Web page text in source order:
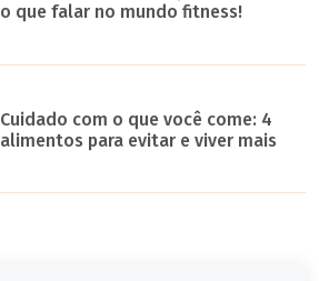
o que falar no mundo fitness!
Cuidado com o que você come: 4
alimentos para evitar e viver mais